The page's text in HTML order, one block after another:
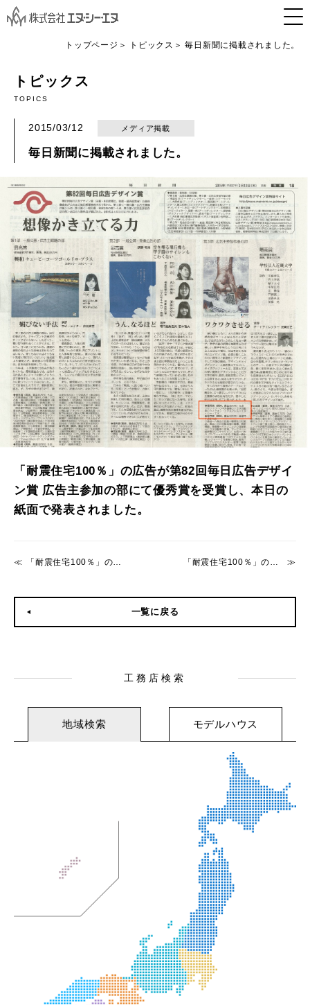
トップページ トピックス 毎日新聞に掲載されました。
トピックス
TOPICS
2015/03/12 メディア掲載
毎日新聞に掲載されました。
「耐震住宅100％」の広告が第82回毎日広告デザイ
ン賞 広告主参加の部にて優秀賞を受賞し、本日の
紙面で発表されました。
「耐震住宅100％」のWebページがリニューアル 「耐震住宅100％」の広告が 第82回 毎日広告デザイン賞優秀賞を受賞
一覧に戻る
工務店検索
地域検索 モデルハウス